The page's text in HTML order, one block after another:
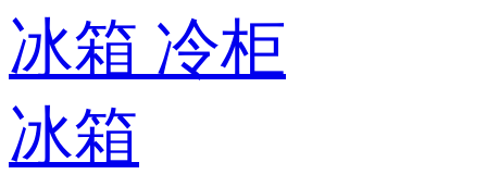
冰箱 冷柜
冰箱